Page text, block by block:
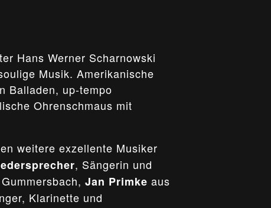
Hans Werner Scharnowski
Musik. Amerikanische
Balladen, up-tempo
Ohrenschmaus mit
weitere exzellente Musiker
, Sängerin und
Jan Primke aus
Klarinette und